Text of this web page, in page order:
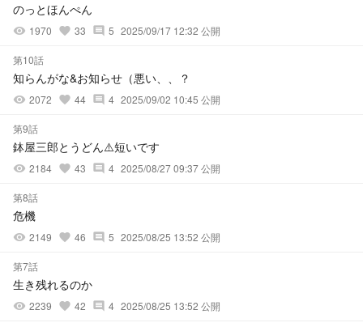
のっとほんぺん
visibility 1970 favorite 33 comment 5 2025/09/17 12:32 公開
第10話
知らんがな&お知らせ（悪い、、？
visibility 2072 favorite 44 comment 4 2025/09/02 10:45 公開
第9話
鉢屋三郎とうどん⚠️短いです
visibility 2184 favorite 43 comment 4 2025/08/27 09:37 公開
第8話
危機
visibility 2149 favorite 46 comment 5 2025/08/25 13:52 公開
第7話
生き残れるのか
visibility 2239 favorite 42 comment 4 2025/08/25 13:52 公開